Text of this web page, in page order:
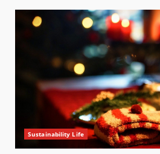
Sustainability Life